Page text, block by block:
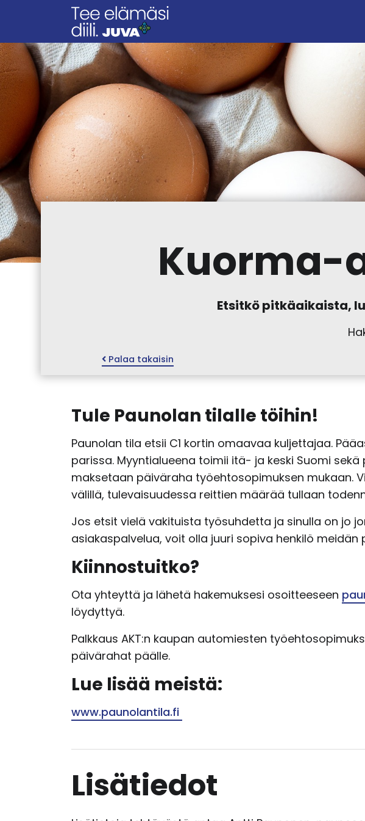
Kuorma-
Etsitkö pitkäaikaista,
Palaa takaisin
Tule Paunolan tilalle töihin!
Paunolan tila etsii C1 kortin omaavaa kuljettajaa.
parissa. Myyntialueena toimii itä- ja keski Suomi
maksetaan päiväraha työehtosopimuksen mukaan.
välillä, tulevaisuudessa reittien määrää tullaan
Jos etsit vielä vakituista työsuhdetta ja sinulla on jo
asiakaspalvelua, voit olla juuri sopiva henkilö meidän
Kiinnostuitko?
Ota yhteyttä ja lähetä hakemuksesi osoitteeseen
löydyttyä.
Palkkaus AKT:n kaupan automiesten
päivärahat päälle.
Lue lisää meistä:
www.paunolantila.fi
Lisätiedot